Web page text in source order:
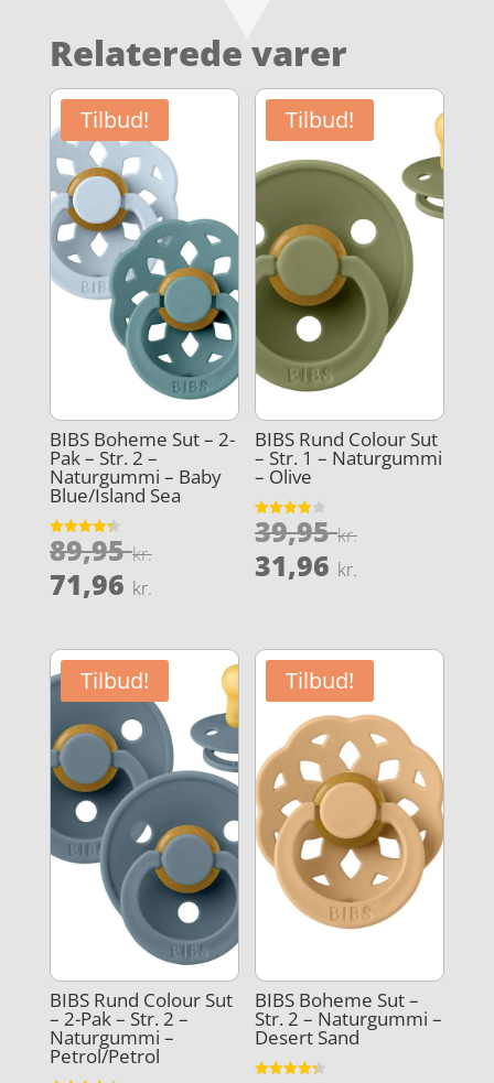
Relaterede varer
Tilbud!
BIBS Boheme Sut – 2-
Pak – Str. 2 –
Naturgummi – Baby
Blue/Island Sea
Vurderet
4.3
89,95kr.Den
oprindelige
pris
89,95 kr..
71,96 kr.
pris
er:
71,96 kr..
Tilbud!
BIBS Rund Colour Sut
– Str. 1 – Naturgummi
– Olive
Vurderet
3.9
39,95kr.Den
39,95 kr..
31,96 kr.
er:
Tilbud!
BIBS Rund Colour Sut
– 2-Pak – Str. 2 –
Naturgummi –
Petrol/Petrol
Tilbud!
BIBS Boheme Sut –
Str. 2 – Naturgummi –
Desert Sand